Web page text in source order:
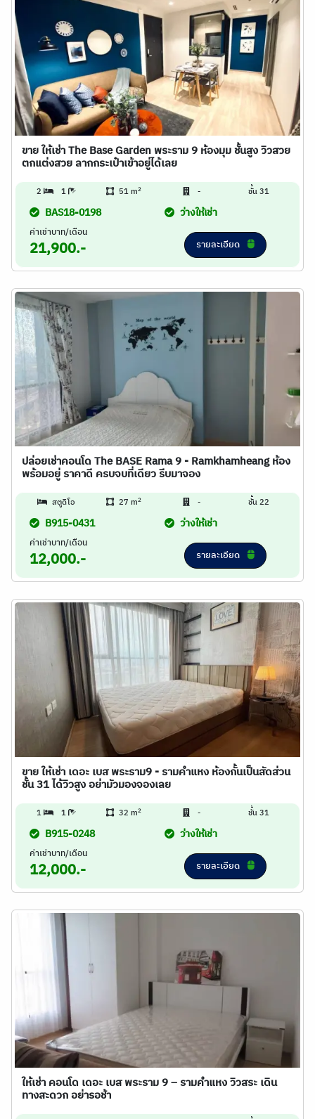
ขาย ให้เช่า The Base Garden พระราม 9 ห้องมุม ชั้นสูง วิวสวย
ตกแต่งสวย ลากกระเป๋าเข้าอยู่ได้เลย
2 1 51 m2 - ชั้น 31
BAS18-0198 ว่างให้เช่า
ค่าเช่าบาท/เดือน
21,900.- รายละเอียด
ปล่อยเช่าคอนโด The BASE Rama 9 - Ramkhamheang ห้อง
พร้อมอยู่ ราคาดี ครบจบที่เดียว รีบมาจอง
สตูดิโอ 27 m2 - ชั้น 22
B915-0431 ว่างให้เช่า
ค่าเช่าบาท/เดือน
12,000.- รายละเอียด
ขาย ให้เช่า เดอะ เบส พระราม9 - รามคำแหง ห้องกั้นเป็นสัดส่วน
ชั้น 31 ได้วิวสูง อย่ามัวมองจองเลย
1 1 32 m2 - ชั้น 31
B915-0248 ว่างให้เช่า
ค่าเช่าบาท/เดือน
12,000.- รายละเอียด
ให้เช่า คอนโด เดอะ เบส พระราม 9 – รามคำแหง วิวสระ เดิน
ทางสะดวก อย่ารอช้า